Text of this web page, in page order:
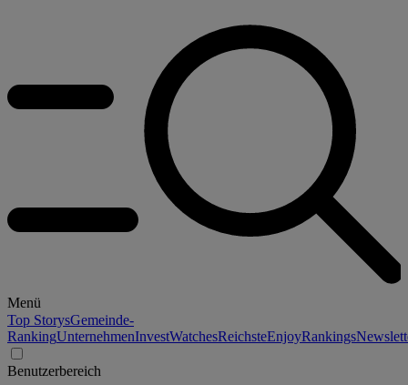
Menü
Top StorysGemeinde-
RankingUnternehmenInvestWatchesReichsteEnjoyRankings
Benutzerbereich